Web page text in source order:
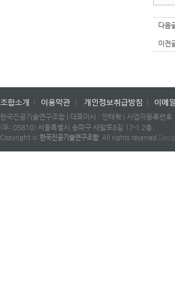
다음
이전
한국진공기술연구조합 | 대표이사 : 안태혁 | 사업자등록
(우: 05810) 서울특별시 송파구 새말로8길 17-1 2층
Copyright ⓒ 한국진공기술연구조합. All rights reserved.